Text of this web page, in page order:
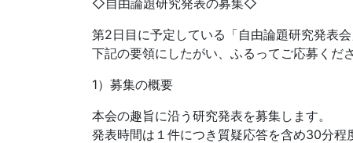
◇自由論題研究発表の募集◇
第2日目に予定している「自由論題研究発表
下記の要領にしたがい、ふるってご応募くださ
1）募集の概要
本会の趣旨に沿う研究発表を募集します。
発表時間は１件につき質疑応答を含め30分程